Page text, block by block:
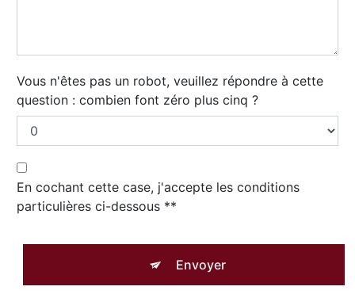
Vous n'êtes pas un robot, veuillez répondre à cette
question : combien font zéro plus cinq ?
En cochant cette case, j'accepte les conditions
particulières ci-dessous **
Envoyer